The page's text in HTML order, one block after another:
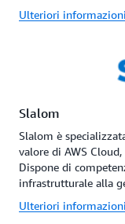
Ulteriori
Slalom
Slalom è
valore di AWS
Dispone di
infrastrutturale alla
Ulteriori